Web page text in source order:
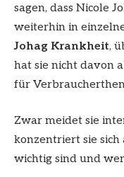
sagen, dass Nicole
weiterhin in
Johag Krankheit,
hat sie nicht davon
für
Zwar meidet sie
konzentriert sie
wichtig sind und